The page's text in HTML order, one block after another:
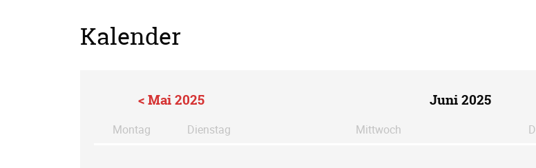
Kalender
< Mai 2025 Juni 2025
Montag Dienstag Mittwoch